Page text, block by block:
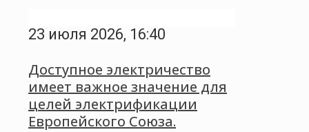
23 июля 2026, 16:40
Доступное электричество
имеет важное значение для
целей электрификации
Европейского Союза.